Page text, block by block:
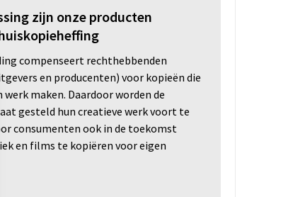
zijn onze producten
compenseert rechthebbenden
en producenten) voor kopieën die
werk maken. Daardoor worden de
gesteld hun creatieve werk voort te
consumenten ook in de toekomst
en films te kopiëren voor eigen